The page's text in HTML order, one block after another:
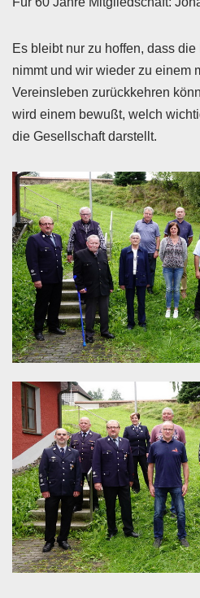
Es bleibt nur zu hoffen, dass
nimmt und wir wieder zu einem
Vereinsleben zurückkehren
wird einem bewußt, welch
die Gesellschaft darstellt.